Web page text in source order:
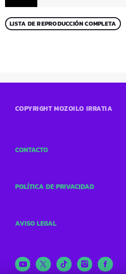
LISTA DE REPRODUCCIÓN COMPLETA
COPYRIGHT MOZOILO IRRATIA
CONTACTO
POLÍTICA DE PRIVACIDAD
AVISO LEGAL